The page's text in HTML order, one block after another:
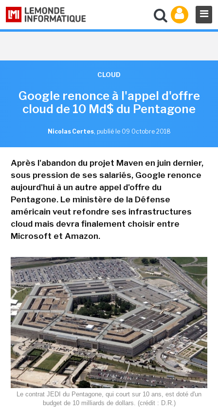
CLOUD
Google renonce à l'appel d'offre
cloud de 10 Md$ du Pentagone
Nicolas Certes, publié le 09 Octobre 2018
Après l'abandon du projet Maven en juin dernier,
sous pression de ses salariés, Google renonce
aujourd'hui à un autre appel d'offre du
Pentagone. Le ministère de la Défense
américain veut refondre ses infrastructures
cloud mais devra finalement choisir entre
Microsoft et Amazon.
Le contrat JEDI du Pentagone, qui court sur 10 ans, est doté d'un
budget de 10 milliards de dollars. (crédit : D.R.)